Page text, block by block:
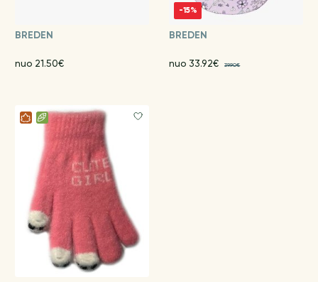
BREDEN
nuo 21.50€
-15%
BREDEN
nuo 33.92€ 39.90€